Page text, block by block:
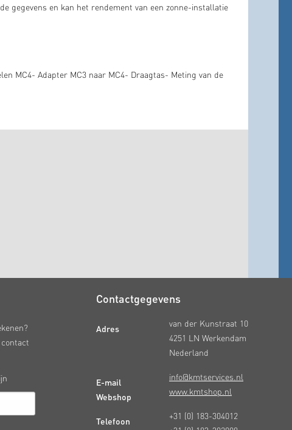
gegevens en kan het rendement van een zonne-installatie
MC4- Adapter MC3 naar MC4- Draagtas- Meting van de
Contactgegevens
Adres
E-mail
Webshop
Telefoon
van der Kunstraat 10
4251 LN Werkendam
Nederland
info@kmtservices.nl
www.kmtshop.nl
+31 (0) 183-304012